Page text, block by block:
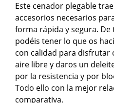
Este cenador plegable
accesorios necesarios
forma rápida y segura. De
podéis tener lo que os
con calidad para disfrutar
aire libre y daros un
por la resistencia y por
Todo ello con la mejor
comparativa.